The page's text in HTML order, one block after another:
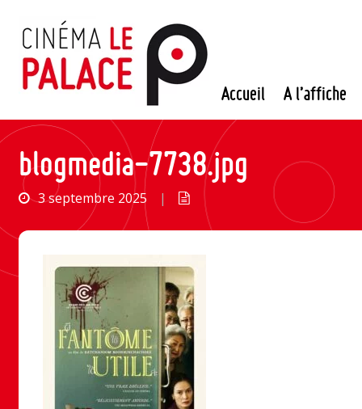
contenu
Accueil A l’affiche
blogmedia-7738.jpg
3 septembre 2025 |